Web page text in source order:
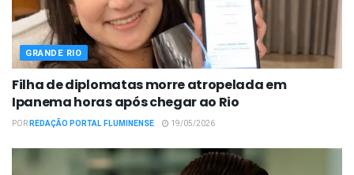
GRANDE RIO
Filha de diplomatas morre atropelada em
Ipanema horas após chegar ao Rio
PORREDAÇÃO PORTAL FLUMINENSE 19/05/2026